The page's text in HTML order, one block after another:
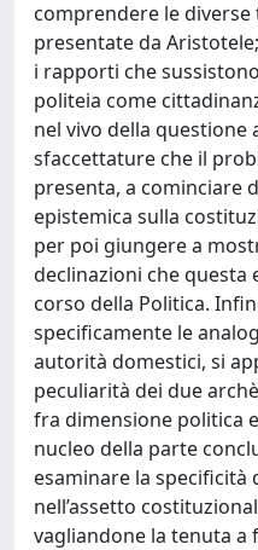
comprendere le
presentate da
i rapporti che
politeia come
nel vivo della
sfaccettature che il
presenta, a cominciare
epistemica sulla
per poi giungere a
declinazioni che questa
corso della Politica.
specificamente le
autorità domestici, si
peculiarità dei due
fra dimensione politica
nucleo della parte
esaminare la specificità
nell’assetto
vagliandone la tenuta a